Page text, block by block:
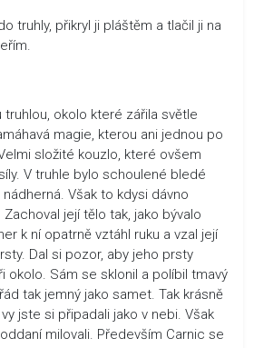
truhly, přikryl ji pláštěm a tlačil ji na
truhlou, okolo které zářila světle
magie, kterou ani jednou po
složité kouzlo, které ovšem
V truhle bylo schoulené bledé
Však to kdysi dávno
Zachoval její tělo tak, jako bývalo
k ní opatrně vztáhl ruku a vzal její
Dal si pozor, aby jeho prsty
okolo. Sám se sklonil a políbil tmavý
tak jemný jako samet. Tak krásně
jste si připadali jako v nebi. Však
milovali. Především Carnic se